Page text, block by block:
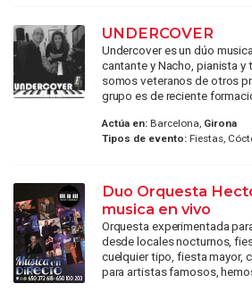
UNDERCOVER
Undercover es un dúo
cantante y Nacho, pianista
somos veteranos de otros
grupo es de reciente
Actúa en:Barcelona, Girona
Tipos de evento:Fiestas,
Duo Orquesta
musica en vivo
Orquesta experimentada
desde locales nocturnos,
cuelquier tipo, fiesta mayor,
para artistas famosos, hemos